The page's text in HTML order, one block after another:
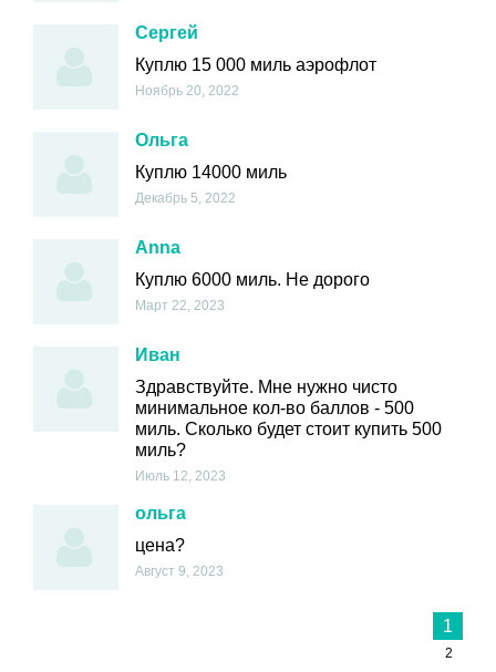
Сергей
Куплю 15 000 миль аэрофлот
Ноябрь 20, 2022
Ольга
Куплю 14000 миль
Декабрь 5, 2022
Anna
Куплю 6000 миль. Не дорого
Март 22, 2023
Иван
Здравствуйте. Мне нужно чисто
минимальное кол-во баллов - 500
миль. Сколько будет стоит купить 500
миль?
Июль 12, 2023
ольга
цена?
Август 9, 2023
1
2